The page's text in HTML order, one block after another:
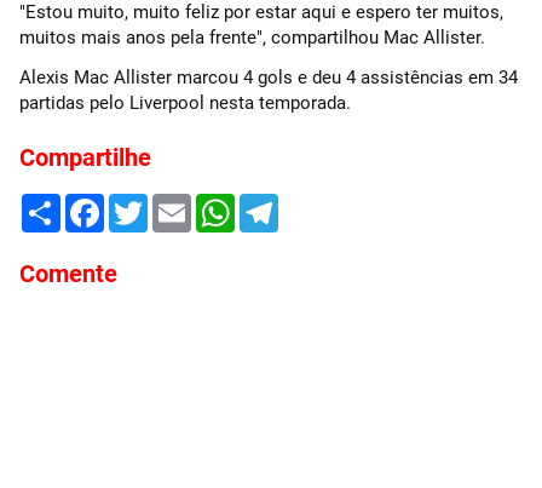
"Estou muito, muito feliz por estar aqui e espero ter muitos,
muitos mais anos pela frente", compartilhou Mac Allister.
Alexis Mac Allister marcou 4 gols e deu 4 assistências em 34
partidas pelo Liverpool nesta temporada.
Compartilhe
Share FacebookTwitterEmail WhatsApp
Comente